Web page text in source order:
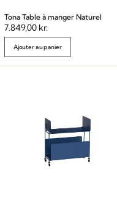
Tona Table à manger Naturel
7.849,00 kr.
Ajouter au panier